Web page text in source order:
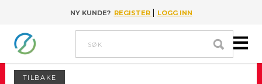
Go to contentNY KUNDE? REGISTER | LOGG INN
Søk
TILBAKE